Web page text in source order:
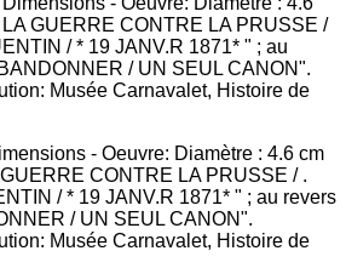
- Oeuvre: Diamètre : 4.6 cm
CONTRE LA PRUSSE / .
/ * 19 JANV.R 1871* " ; au revers
/ UN SEUL CANON".
Musée Carnavalet, Histoire de